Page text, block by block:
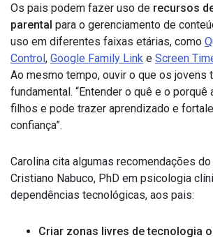
Os pais podem fazer uso de recursos
parental para o gerenciamento de
uso em diferentes faixas etárias, como
Control, Google Family Link e Screen
Ao mesmo tempo, ouvir o que os jovens
fundamental. “Entender o quê e o porquê
filhos e pode trazer aprendizado e
confiança”.
Carolina cita algumas recomendações
Cristiano Nabuco, PhD em psicologia
dependências tecnológicas, aos pais:
Criar zonas livres de tecnologia